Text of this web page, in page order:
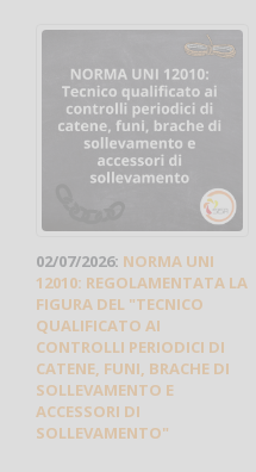
02/07/2026: NORMA UNI
12010: REGOLAMENTATA LA
FIGURA DEL "TECNICO
QUALIFICATO AI
CONTROLLI PERIODICI DI
CATENE, FUNI, BRACHE DI
SOLLEVAMENTO E
ACCESSORI DI
SOLLEVAMENTO"